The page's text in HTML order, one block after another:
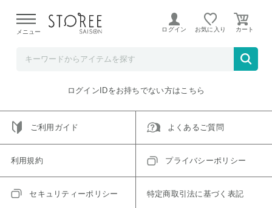
よる配送遅延が発生しております。
メニュー ログイン お気に入り
ご指定のアイテムは取り扱い終了、またはただいま取り扱い
トップへ戻る
ログインIDをお持ちでない方はこちら
ご利用ガイド よくあるご質問
利用規約 プライバシーポリシー
セキュリティーポリシー 特定商取引法に基づく表記